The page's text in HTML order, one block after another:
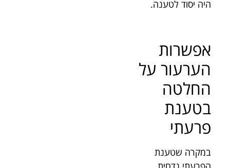
היה יסוד לטענה.
אפשרות
הערעור על
החלטה
בטענת
פרעתי
במקרה שטענת